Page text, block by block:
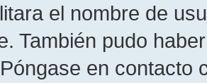
el nombre de
También pudo
en contacto